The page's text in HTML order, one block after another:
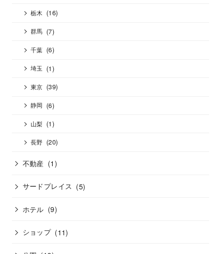
栃木 (16)
群馬 (7)
千葉 (6)
埼玉 (1)
東京 (39)
静岡 (6)
山梨 (1)
長野 (20)
不動産 (1)
サードプレイス (5)
ホテル (9)
ショップ (11)